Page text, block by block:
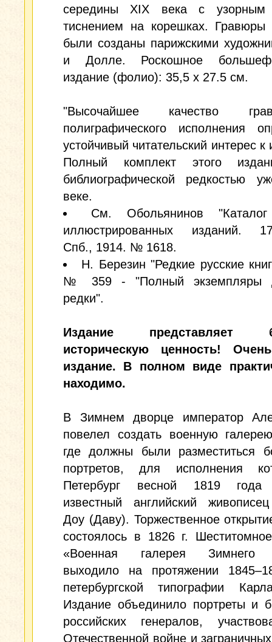
середины XIX века с узорным
тиснением на корешках. Гравюры
были созданы парижскими
и Долле. Роскошное
издание (фолио): 35,5 x 27.5 см.
"Высочайшее качество
полиграфического исполнения
устойчивый читательский интерес
Полный комплект этого
библиографической редкостью
веке.
См. Обольянинов "Каталог
иллюстрированных изданий.
Спб., 1914. № 1618.
Н. Березин "Редкие русские
№ 359 - "Полный экземпляры
редки".
Издание представляет
историческую ценность!
издание. В полном виде
находимо.
В Зимнем дворце император
повелел создать военную
где должны были разместиться
портретов, для исполнения
Петербург весной 1819 года
известный английский
Доу (Даву). Торжественное
состоялось в 1826 г.
«Военная галерея Зимнего
выходило на протяжении
петербургской типографии
Издание объединило портреты и
российских генералов,
Отечественной войне и